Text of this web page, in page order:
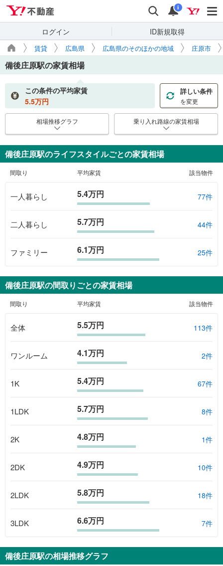
検索 通知
i
ログイン ID新規取得
賃貸 広島県 広島県のそのほかの地域 庄原市
備後庄原駅の家賃相場
この条件の平均家賃
5.5万円
詳しい条件
を変更
相場推移グラフ 乗り入れ路線の家賃相場
備後庄原駅のライフスタイルごとの家賃相場
間取り 平均家賃 該当物件
一人暮らし 5.4万円 77件
二人暮らし 5.7万円 44件
ファミリー 6.1万円 25件
備後庄原駅の間取りごとの家賃相場
間取り 平均家賃 該当物件
全体 5.5万円 113件
ワンルーム 4.1万円 2件
1K 5.4万円 67件
1LDK 5.7万円 8件
2K 4.8万円 1件
2DK 4.9万円 10件
2LDK 5.8万円 18件
3LDK 6.6万円 7件
備後庄原駅の相場推移グラフ